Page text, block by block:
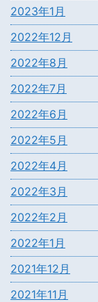
2023年1月
2022年12月
2022年8月
2022年7月
2022年6月
2022年5月
2022年4月
2022年3月
2022年2月
2022年1月
2021年12月
2021年11月